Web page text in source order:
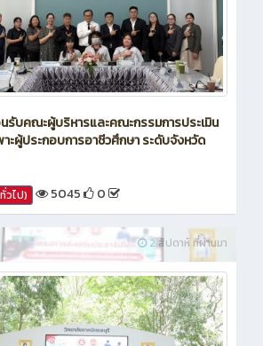
รับคณะผู้บริหารและคณะกรรมการประเมิน
ะผู้ประกอบการอาชีวศึกษา ระดับจังหวัด
วไป) 5045 0
2 สัปดาห์ ที่ผ่านมา